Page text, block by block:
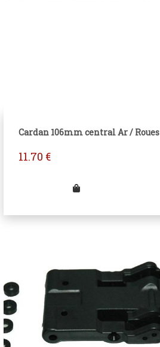
Cardan 106mm central Ar / Roues
11.70 €